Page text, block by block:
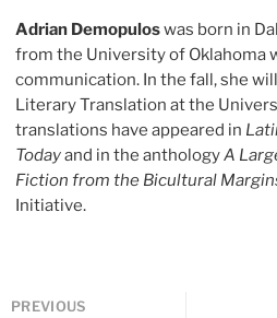
Adrian Demopuloswas born in
from the University of Oklahoma
communication. In the fall, she
Literary Translation at the
translations have appeared in
Todayand in the anthologyA
Fiction from the Bicultural
Initiative.
PREVIOUS